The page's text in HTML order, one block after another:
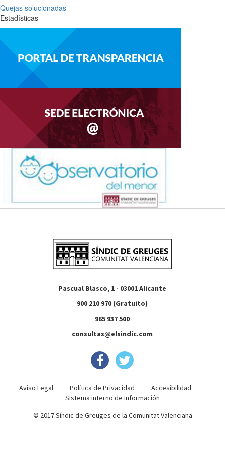
Quejas solucionadas
Estadísticas
Pascual Blasco, 1 - 03001 Alicante
900 210 970 (Gratuito)
965 937 500
consultas@elsindic.com
Aviso Legal Política de Privacidad
Accesibilidad
Sistema interno de información
© 2017 Síndic de Greuges de la Comunitat Valenciana